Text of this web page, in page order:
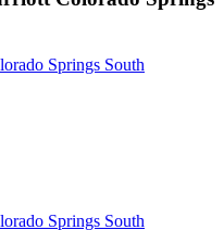
Springs South
Springs South